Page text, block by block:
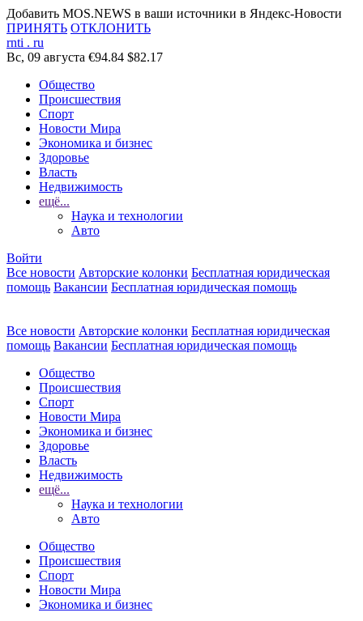
Добавить MOS.NEWS в ваши источники в Яндекс-Новости
ПРИНЯТЬ ОТКЛОНИТЬ
rnti . ru
Вс, 09 августа €94.84 $82.17
Общество
Происшествия
Спорт
Новости Мира
Экономика и бизнес
Здоровье
Власть
Недвижимость
ещё...
Наука и технологии
Авто
Войти
Все новости Авторские колонки Бесплатная юридическая
помощь Вакансии Бесплатная юридическая помощь
Все новости Авторские колонки Бесплатная юридическая
помощь Вакансии Бесплатная юридическая помощь
Общество
Происшествия
Спорт
Новости Мира
Экономика и бизнес
Здоровье
Власть
Недвижимость
ещё...
Наука и технологии
Авто
Общество
Происшествия
Спорт
Новости Мира
Экономика и бизнес